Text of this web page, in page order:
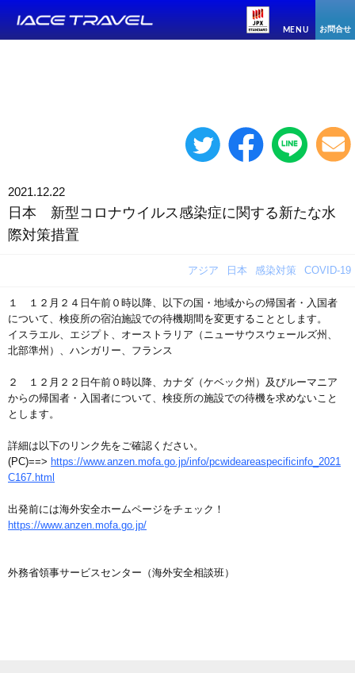
MENU お問合せ
2021.12.22
日本 新型コロナウイルス感染症に関する新たな水
際対策措置
アジア 日本 感染対策 COVID-19
１ １２月２４日午前０時以降、以下の国・地域からの帰国者・入国者
について、検疫所の宿泊施設での待機期間を変更することとします。
イスラエル、エジプト、オーストラリア（ニューサウスウェールズ州、
北部準州）、ハンガリー、フランス
２ １２月２２日午前０時以降、カナダ（ケベック州）及びルーマニア
からの帰国者・入国者について、検疫所の施設での待機を求めないこと
とします。
詳細は以下のリンク先をご確認ください。
(PC)==> https://www.anzen.mofa.go.jp/info/pcwideareaspecificinfo_2021
C167.html
出発前には海外安全ホームページをチェック！
https://www.anzen.mofa.go.jp/
外務省領事サービスセンター（海外安全相談班）